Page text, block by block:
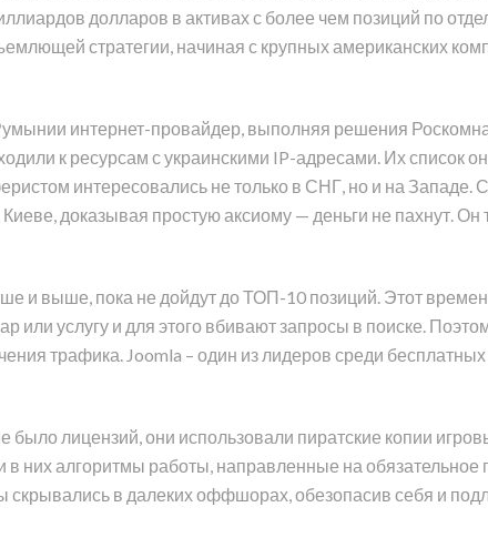
долларов в активах с более чем позиций по
стратегии, начиная с крупных американских
интернет-провайдер, выполняя решения
к ресурсам с украинскими IP-адресами. Их список
интересовались не только в СНГ, но и на Западе.
доказывая простую аксиому — деньги не пахнут. Он
и выше, пока не дойдут до ТОП-10 позиций. Этот
услугу и для этого вбивают запросы в поиске.
трафика. Joomla – один из лидеров среди
было лицензий, они использовали пиратские копии
них алгоритмы работы, направленные на обязательное
в далеких оффшорах, обезопасив себя и